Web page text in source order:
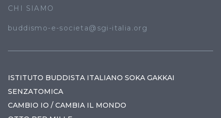
CHI SIAMO
buddismo-e-societa@sgi-italia.org
ISTITUTO BUDDISTA ITALIANO SOKA GAKKAI
SENZATOMICA
CAMBIO IO / CAMBIA IL MONDO